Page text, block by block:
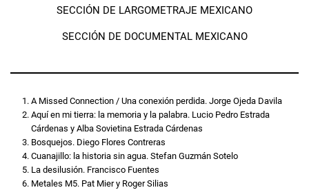
SECCIÓN DE LARGOMETRAJE MEXICANO
SECCIÓN DE DOCUMENTAL MEXICANO
A Missed Connection / Una conexión perdida. Jorge Ojeda Davila
Aquí en mi tierra: la memoria y la palabra. Lucio Pedro Estrada
Cárdenas y Alba Sovietina Estrada Cárdenas
Bosquejos. Diego Flores Contreras
Cuanajillo: la historia sin agua. Stefan Guzmán Sotelo
La desilusión. Francisco Fuentes
Metales M5. Pat Mier y Roger Silias